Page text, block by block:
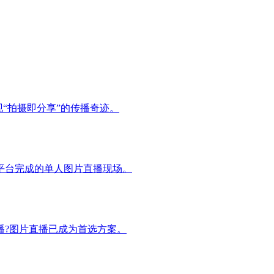
摄即分享”的传播奇迹。
完成的单人图片直播现场。
图片直播已成为首选方案。